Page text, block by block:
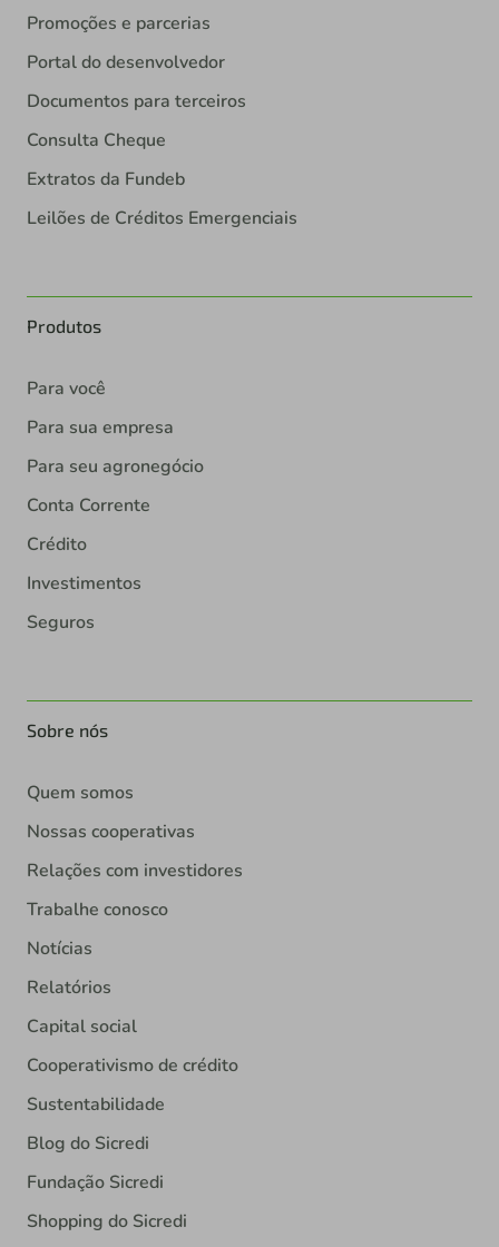
Promoções e parcerias
Portal do desenvolvedor
Documentos para terceiros
Consulta Cheque
Extratos da Fundeb
Leilões de Créditos Emergenciais
Produtos
Para você
Para sua empresa
Para seu agronegócio
Conta Corrente
Crédito
Investimentos
Seguros
Sobre nós
Quem somos
Nossas cooperativas
Relações com investidores
Trabalhe conosco
Notícias
Relatórios
Capital social
Cooperativismo de crédito
Sustentabilidade
Blog do Sicredi
Fundação Sicredi
Shopping do Sicredi